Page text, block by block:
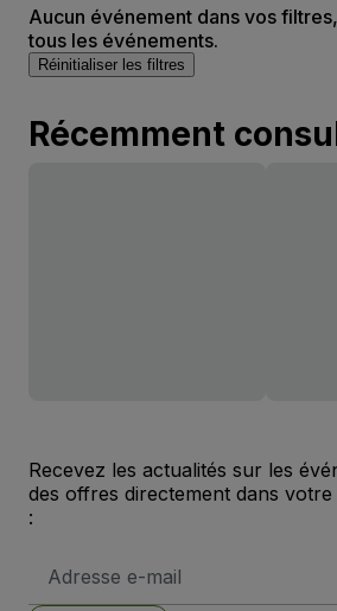
Aucun événement dans vos
tous les événements.
Réinitialiser les filtres
Récemment
Recevez les actualités sur les
des offres directement dans
:
e-